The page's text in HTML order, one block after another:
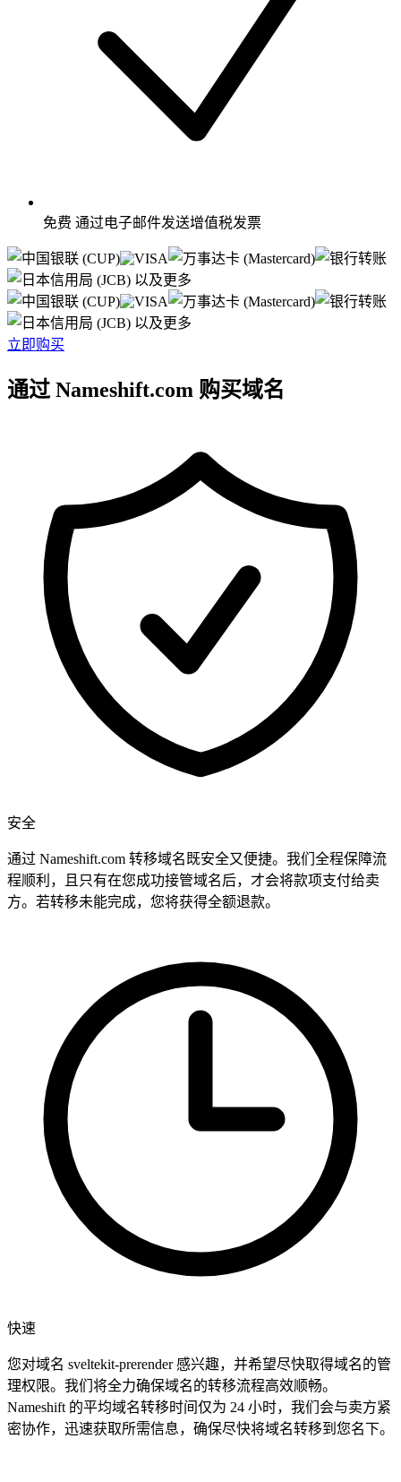
免费 通过电子邮件发送增值税发票
以及更多
以及更多
立即购买
通过 Nameshift.com 购买域名
安全
通过 Nameshift.com 转移域名既安全又便捷。我们全程保障流
程顺利，且只有在您成功接管域名后，才会将款项支付给卖
方。若转移未能完成，您将获得全额退款。
快速
您对域名 sveltekit-prerender 感兴趣，并希望尽快取得域名的管
理权限。我们将全力确保域名的转移流程高效顺畅。
Nameshift 的平均域名转移时间仅为 24 小时，我们会与卖方紧
密协作，迅速获取所需信息，确保尽快将域名转移到您名下。